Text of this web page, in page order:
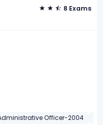
8 Exams
Officer-2004